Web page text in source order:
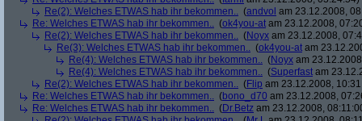
Re(2): Welches ETWAS hab ihr bekommen.. (andvol am 23.12.2008,
Re: Welches ETWAS hab ihr bekommen.. (ok4you-at am 23.12.2008,
Re(2): Welches ETWAS hab ihr bekommen.. (Noyx am 23.12.2008,
Re(3): Welches ETWAS hab ihr bekommen.. (ok4you-at am
Re(4): Welches ETWAS hab ihr bekommen.. (Noyx am
Re(4): Welches ETWAS hab ihr bekommen.. (Superfast am
Re(2): Welches ETWAS hab ihr bekommen.. (Flip am 23.12.2008,
Re: Welches ETWAS hab ihr bekommen.. (bono_d70 am 23.12.2008,
Re: Welches ETWAS hab ihr bekommen.. (Dr.Betz am 23.12.2008,